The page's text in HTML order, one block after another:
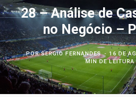
28 – Análise de
no Negócio –
PORSERGIO FERNANDES 16 DE
MIN DE LEITURA